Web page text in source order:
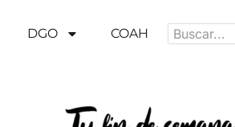
DGO COAH